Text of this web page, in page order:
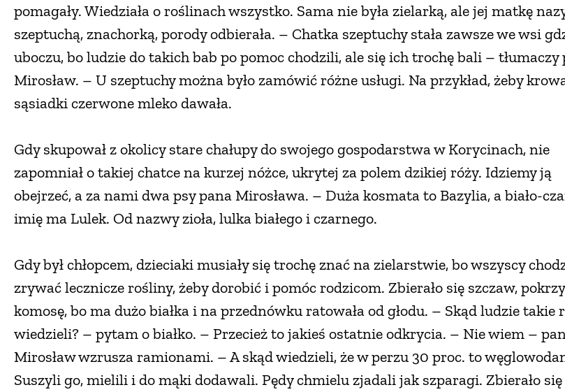
pomagały. Wiedziała o roślinach wszystko. Sama nie była zielarką, ale jej matkę
szeptuchą, znachorką, porody odbierała. – Chatka szeptuchy stała zawsze we wsi
uboczu, bo ludzie do takich bab po pomoc chodzili, ale się ich trochę bali – tłumaczy
Mirosław. – U szeptuchy można było zamówić różne usługi. Na przykład, żeby
sąsiadki czerwone mleko dawała.
Gdy skupował z okolicy stare chałupy do swojego gospodarstwa w Korycinach, nie
zapomniał o takiej chatce na kurzej nóżce, ukrytej za polem dzikiej róży. Idziemy ją
obejrzeć, a za nami dwa psy pana Mirosława. – Duża kosmata to Bazylia, a biało-
imię ma Lulek. Od nazwy zioła, lulka białego i czarnego.
Gdy był chłopcem, dzieciaki musiały się trochę znać na zielarstwie, bo wszyscy
zrywać lecznicze rośliny, żeby dorobić i pomóc rodzicom. Zbierało się szczaw,
komosę, bo ma dużo białka i na przednówku ratowała od głodu. – Skąd ludzie takie
wiedzieli? – pytam o białko. – Przecież to jakieś ostatnie odkrycia. – Nie wiem –
Mirosław wzrusza ramionami. – A skąd wiedzieli, że w perzu 30 proc. to
Suszyli go, mielili i do mąki dodawali. Pędy chmielu zjadali jak szparagi. Zbierało się